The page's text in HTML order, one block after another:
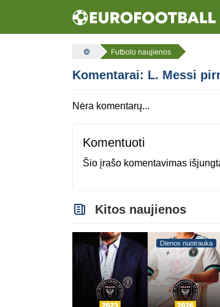
Futbolo naujienos
Komentarai: L. Messi
Nėra komentarų...
Komentuoti
Šio įrašo komentavimas
Kitos naujienos
Dienos nuotrauka